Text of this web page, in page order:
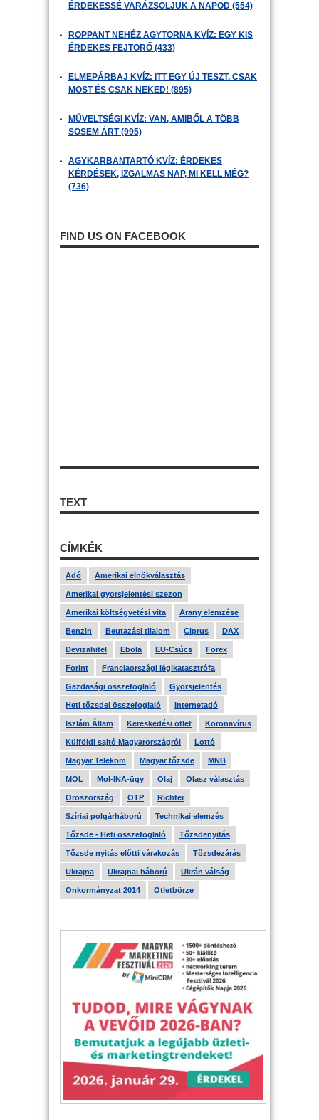
ÉRDEKESSÉ VARÁZSOLJUK A NAPOD (554)
ROPPANT NEHÉZ AGYTORNA KVÍZ: EGY KIS
ÉRDEKES FEJTÖRŐ (433)
ELMEPÁRBAJ KVÍZ: ITT EGY ÚJ TESZT. CSAK
MOST ÉS CSAK NEKED! (895)
MŰVELTSÉGI KVÍZ: VAN, AMIBŐL A TÖBB
SOSEM ÁRT (995)
AGYKARBANTARTÓ KVÍZ: ÉRDEKES
KÉRDÉSEK, IZGALMAS NAP, MI KELL MÉG?
(736)
FIND US ON FACEBOOK
TEXT
CÍMKÉK
Adó Amerikai elnökválasztás
Amerikai gyorsjelentési szezon
Amerikai költségvetési vita Arany elemzése
Benzin Beutazási tilalom Ciprus DAX
Devizahitel Ebola EU-Csúcs Forex
Forint Franciaországi légikatasztrófa
Gazdasági összefoglaló Gyorsjelentés
Heti tőzsdei összefoglaló Internetadó
Iszlám Állam Kereskedési ötlet Koronavírus
Külföldi sajtó Magyarországról Lottó
Magyar Telekom Magyar tőzsde MNB
MOL Mol-INA-ügy Olaj Olasz választás
Oroszország OTP Richter
Szíriai polgárháború Technikai elemzés
Tőzsde - Heti összefoglaló Tőzsdenyitás
Tőzsde nyitás előtti várakozás Tőzsdezárás
Ukrajna Ukrajnai háború Ukrán válság
Önkormányzat 2014 Ötletbörze